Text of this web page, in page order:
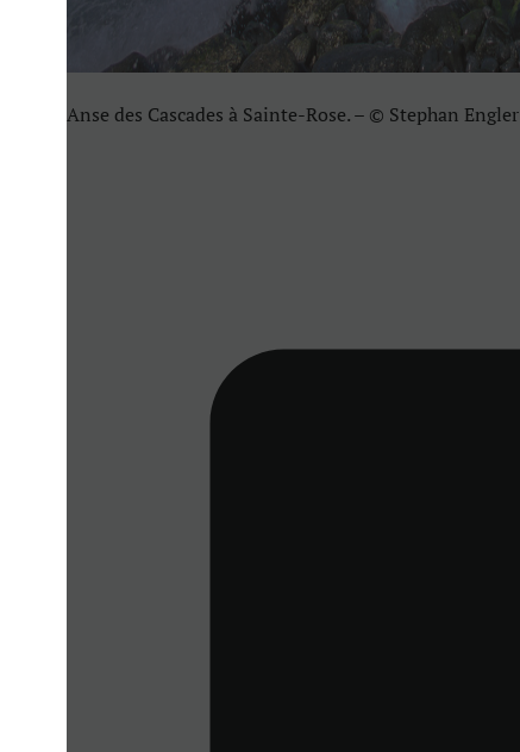
Anse des Cascades à Sainte-Rose. – © Stephan Engler